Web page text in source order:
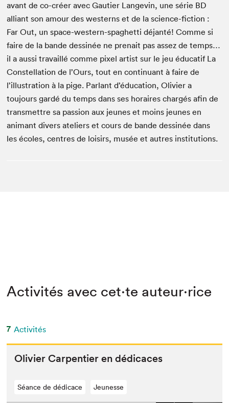
avant de co-créer avec Gautier Langevin, une série BD
alliant son amour des westerns et de la science-fiction :
Far Out, un space-western-spaghetti déjanté! Comme si
faire de la bande dessinée ne prenait pas assez de temps…
il a aussi travaillé comme pixel artist sur le jeu éducatif La
Constellation de l’Ours, tout en continuant à faire de
l’illustration à la pige. Parlant d’éducation, Olivier a
toujours gardé du temps dans ses horaires chargés afin de
transmettre sa passion aux jeunes et moins jeunes en
animant divers ateliers et cours de bande dessinée dans
les écoles, centres de loisirs, musée et autres institutions.
Activités avec cet·te auteur·rice
7 Activités
Olivi­er Car­pen­tier en dédicaces
Séance de dédicace Jeunesse